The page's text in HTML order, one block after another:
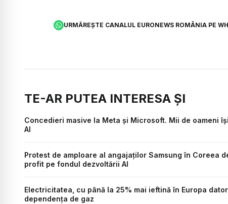
URMĂREȘTE CANALUL EURONEWS ROMÂNIA PE
TE-AR PUTEA INTERESA ȘI
Concedieri masive la Meta și Microsoft. Mii de oameni
AI
Protest de amploare al angajaților Samsung în Coreea
profit pe fondul dezvoltării AI
Electricitatea, cu până la 25% mai ieftină în Europa
dependența de gaz